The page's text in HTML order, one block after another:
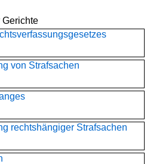
von Strafsachen
rechtshängiger Strafsachen